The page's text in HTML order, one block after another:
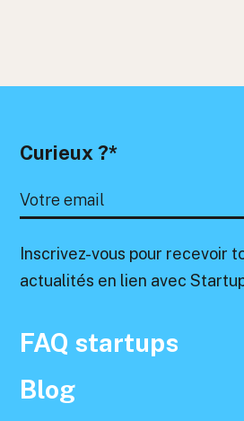
Curieux ?*
Inscrivez-vous pour recevoir
actualités en lien avec
FAQ startups
Blog